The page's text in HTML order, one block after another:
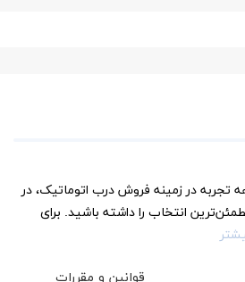
تجربه در زمینه فروش درب اتوماتیک، در
انتخاب را داشته باشید. برای
قوانین و مقررات